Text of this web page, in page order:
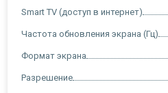
Smart TV (доступ в интернет)
Частота обновления экрана (Гц)
Формат экрана
Разрешение